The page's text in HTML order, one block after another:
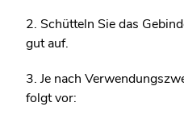
2. Schütteln Sie das
gut auf.
3. Je nach
folgt vor: